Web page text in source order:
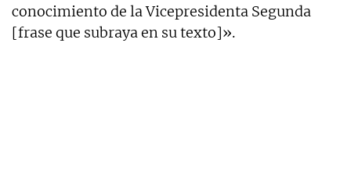
conocimiento de la Vicepresidenta Segunda
[frase que subraya en su texto]».